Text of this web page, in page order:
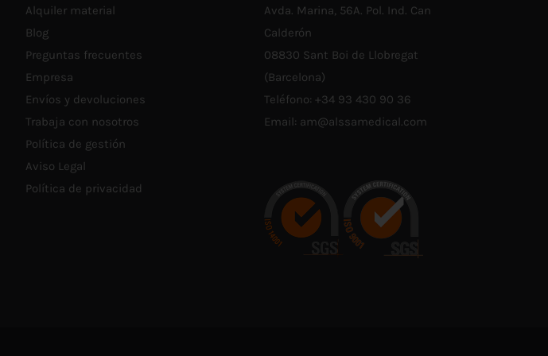
Alquiler material
Blog
Preguntas frecuentes
Empresa
Envíos y devoluciones
Trabaja con nosotros
Política de gestión
Aviso Legal
Política de privacidad
Avda. Marina, 56A. Pol. Ind. Can
Calderón
08830 Sant Boi de Llobregat
(Barcelona)
Teléfono: +34 93 430 90 36
Email: am@alssamedical.com